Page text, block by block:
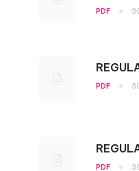
PDF •
PDF •
PDF •